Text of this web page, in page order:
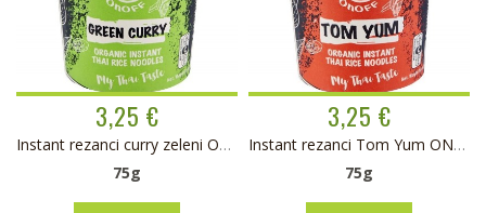
3,25 €
Instant rezanci curry zeleni ONOFF BIO
75g
3,25 €
Instant rezanci Tom Yum ONOFF BIO
75g